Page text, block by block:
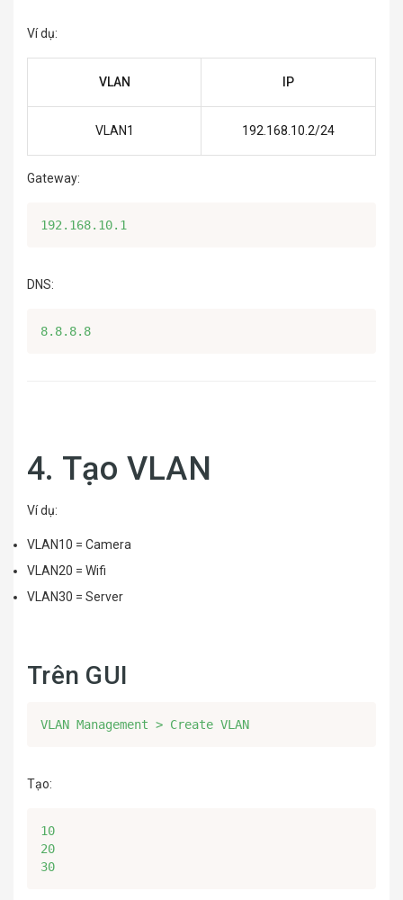
Ví dụ:
VLAN IP
VLAN1 192.168.10.2/24
Gateway:
192.168.10.1
DNS:
8.8.8.8
4. Tạo VLAN
Ví dụ:
VLAN10 = Camera
VLAN20 = Wifi
VLAN30 = Server
Trên GUI
VLAN Management > Create VLAN
Tạo:
10
20
30